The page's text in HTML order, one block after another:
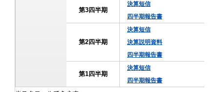
第3四半期
決算短信
四半期報告書
第2四半期
決算短信
決算説明資料
四半期報告書
第1四半期
決算短信
四半期報告書